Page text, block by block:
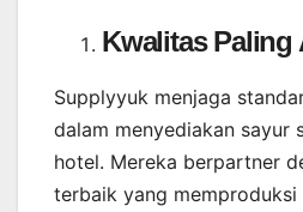
Kwalitas Paling
Supplyyuk menjaga
dalam menyediakan sayur
hotel. Mereka berpartner
terbaik yang memproduksi